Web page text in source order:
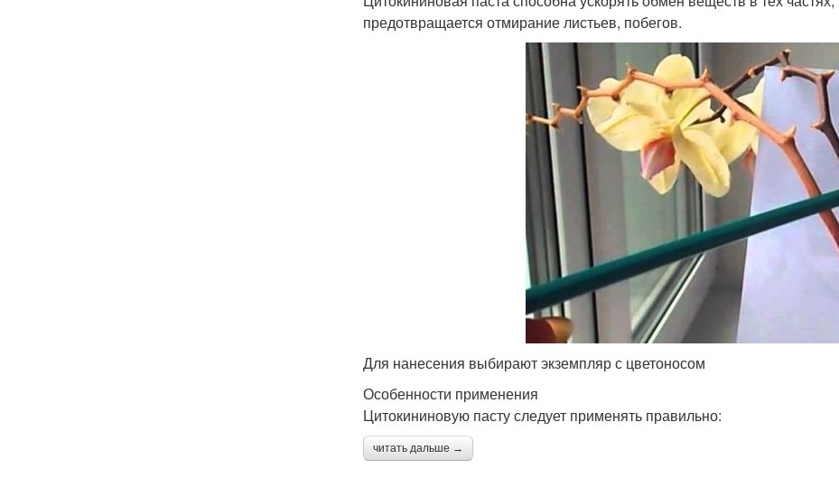
предотвращается отмирание листьев, побегов.
Для нанесения выбирают экземпляр с цветоносом
Особенности применения
Цитокининовую пасту следует применять правильно:
читать дальше →